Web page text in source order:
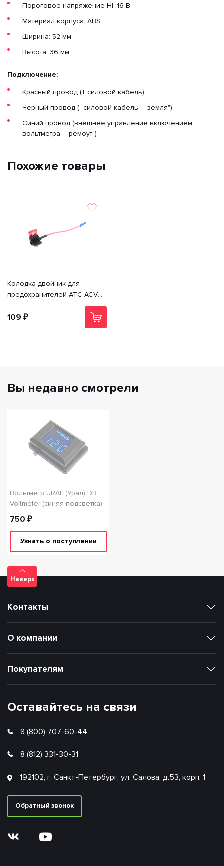
Пороговое напряжение HI: 16 В
Материал корпуса: ABS
Ширина: 52 мм
Высота: 36 мм
Подключение:
Красный провод (+ силовой кабель)
Черный провод (- силовой кабель - "земля")
Синий провод (внешнее управление включением
вольтметра - "ремоут")
Похожие товары
Колодка-двойник для
предохранителей ATC ACV
109 ₽
Вы недавно смотрели
Вольтметр URAL (Урал) DB
Voltmeter (синяя подсветка)
750 ₽
Узнать о поступлении
Наверх
Оставайтесь на связи
8 (800) 707-60-44
8 (812) 331-30-31
192102, г. Санкт-Петербург, ул. Салова, д.53, корп. 1
Обратный звонок
Покупателям
О компании
Контакты